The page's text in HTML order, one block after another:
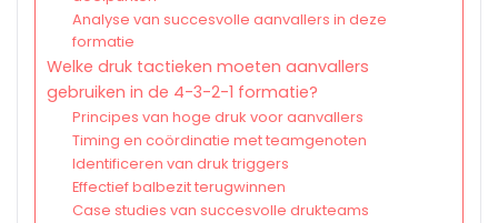
Analyse van succesvolle aanvallers in deze
formatie
Welke druk tactieken moeten aanvallers
gebruiken in de 4-3-2-1 formatie?
Principes van hoge druk voor aanvallers
Timing en coördinatie met teamgenoten
Identificeren van druk triggers
Effectief balbezit terugwinnen
Case studies van succesvolle drukteams